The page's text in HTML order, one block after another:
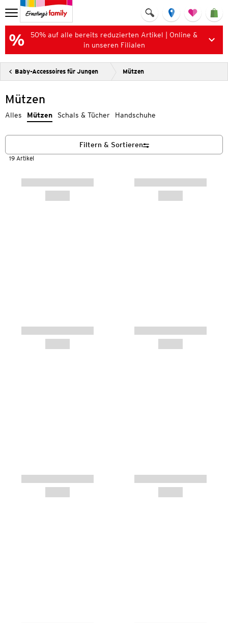
50% auf alle bereits reduzierten Artikel | Online &
in unseren Filialen
Baby-Accessoires für Jungen Mützen
Mützen
Alles Mützen Schals & Tücher Handschuhe
19 Artikel
Filtern & Sortieren